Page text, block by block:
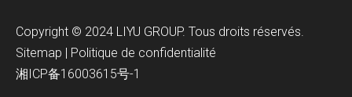
Copyright © 2024 LIYU GROUP. Tous droits réservés.
Sitemap | Politique de confidentialité
湘ICP备16003615号-1